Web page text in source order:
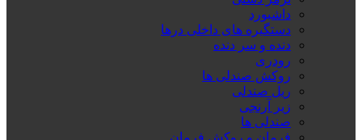
داشبورد
دستگیره های داخلی درها
دنده و سر دنده
رودری
روکش صندلی ها
ریل صندلی
زیر آرنجی
صندلی ها
فرمان و روکش فرمان